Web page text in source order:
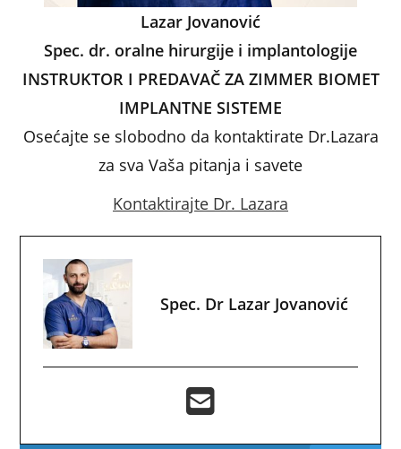
Lazar Jovanović
Spec. dr. oralne hirurgije i implantologije
INSTRUKTOR I PREDAVAČ ZA ZIMMER BIOMET
IMPLANTNE SISTEME
Osećajte se slobodno da kontaktirate Dr.Lazara
za sva Vaša pitanja i savete
Kontaktirajte Dr. Lazara
Spec. Dr Lazar Jovanović